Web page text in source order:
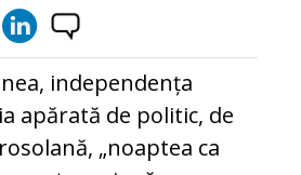
independența
apărată de politic, de
„noaptea ca